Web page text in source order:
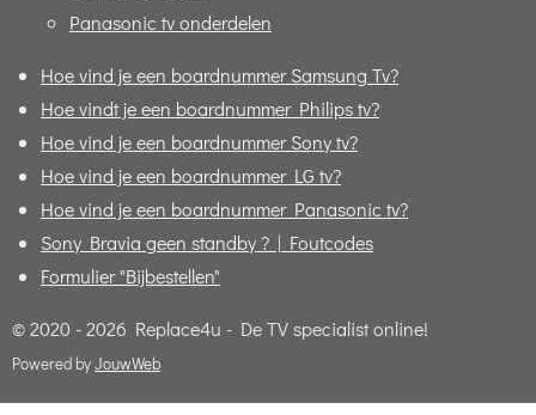
Panasonic tv onderdelen
Hoe vind je een boardnummer Samsung Tv?
Hoe vindt je een boardnummer Philips tv?
Hoe vind je een boardnummer Sony tv?
Hoe vind je een boardnummer LG tv?
Hoe vind je een boardnummer Panasonic tv?
Sony Bravia geen standby ? | Foutcodes
Formulier "Bijbestellen"
© 2020 - 2026 Replace4u - De TV specialist online!
Powered byJouwWeb